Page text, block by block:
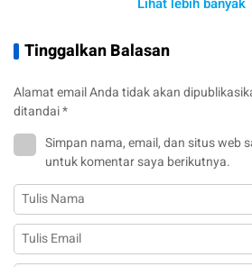
Tinggalkan Balasan
Alamat email Anda tidak akan
ditandai*
Simpan nama, email, dan situs web
untuk komentar saya berikutnya.